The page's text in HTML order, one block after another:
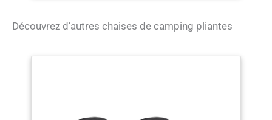
Rembourré, en
Découvrez d’autres chaises de camping pliantes